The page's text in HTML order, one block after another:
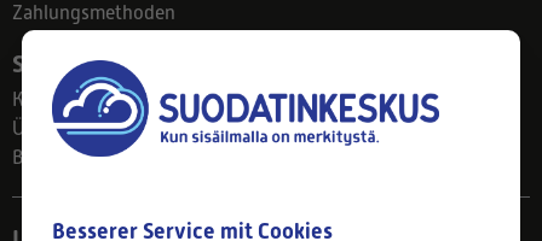
Zahlungsmethoden
Suodatinkeskus
Kontakt
Über uns
Blog
Besserer Service mit Cookies